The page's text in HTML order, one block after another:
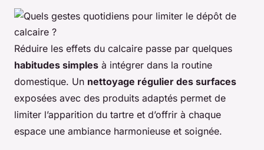
Réduire les effets du calcaire passe par quelques
habitudes simples à intégrer dans la routine
domestique. Un nettoyage régulier des surfaces
exposées avec des produits adaptés permet de
limiter l’apparition du tartre et d’offrir à chaque
espace une ambiance harmonieuse et soignée.